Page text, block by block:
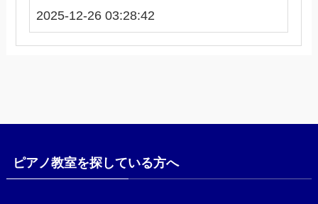
2025-12-26 03:28:42
ピアノ教室を探している方へ